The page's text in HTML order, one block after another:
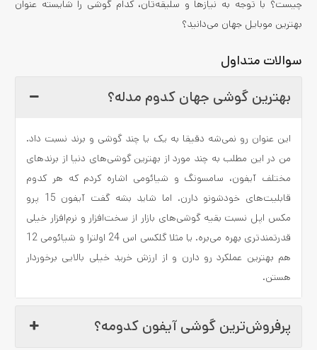
چیست؟ با توجه به نیازها و سلیقه‌تان، کدام گوشی را شایسته عنوان
بهترین موبایل جهان می‌دانید؟
سوالات متداول
بهترین گوشی جهان کدوم مدله؟
این عنوان رو نمی‌شه دقیقا به یک یا چند گوشی و برند نسبت داد.
من در این مطلب به چند مورد از بهترین گوشی‌های دنیا از برندهای
مختلف آیفون، سامسونگ و شیائومی اشاره کردم که هر کدوم
قابلیت‌های خودشونو دارن. اما شاید بشه گفت آیفون 15 پرو
مکس اپل نسبت بقیه گوشی‌های بازار از سخت‌افزار و نرم‌افزار خیلی
قدرتمندتری بهره می‌بره. یا مثلا گلکسی اس 24 اولترا و شیائومی 12
هم بهترین عملکرد رو دارن و از ارزش خرید خیلی بالایی برخوردار
هستن.
پرفروش‌ترین گوشی آیفون کدومه؟